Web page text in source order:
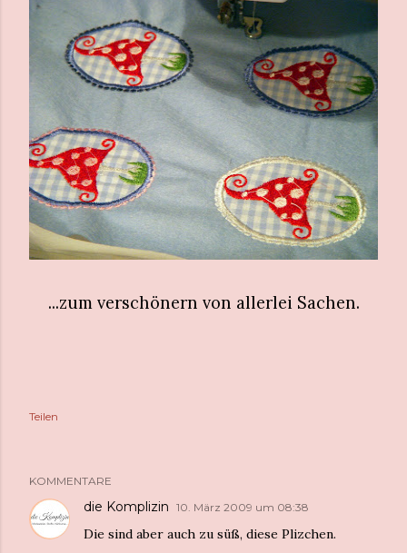
...zum verschönern von allerlei Sachen.
Teilen
KOMMENTARE
die Komplizin 10. März 2009 um 08:38
Die sind aber auch zu süß, diese Plizchen.